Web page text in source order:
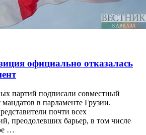
официально отказалась
партий подписали совместный
мандатов в парламенте Грузии.
почти всех
преодолевших барьер, в том числе
…